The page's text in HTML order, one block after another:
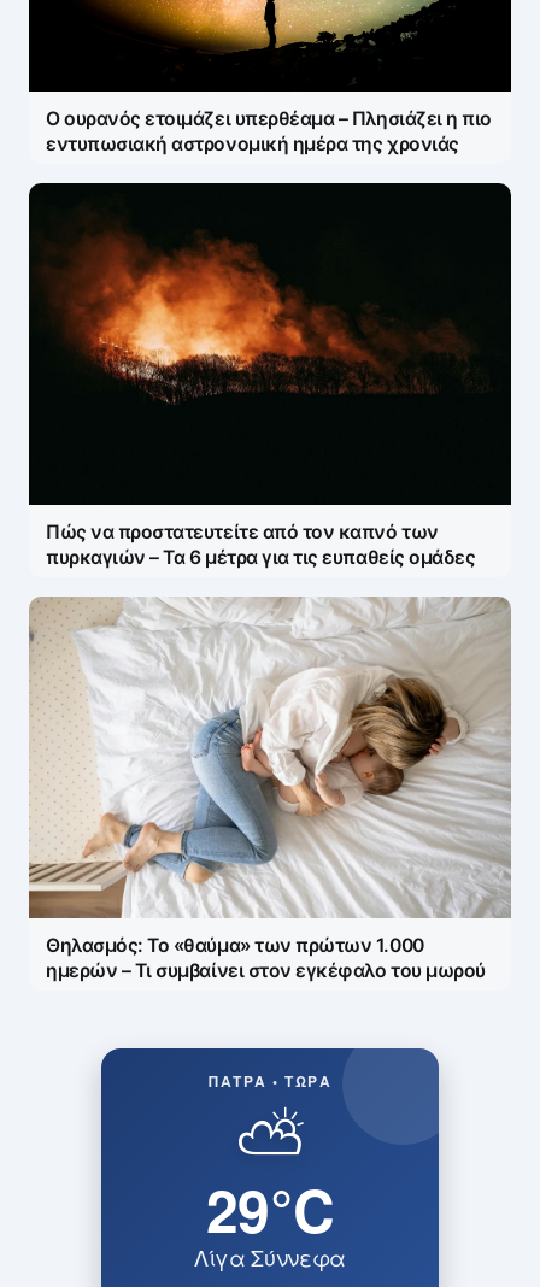
Ο ουρανός ετοιμάζει υπερθέαμα – Πλησιάζει η πιο
εντυπωσιακή αστρονομική ημέρα της χρονιάς
Πώς να προστατευτείτε από τον καπνό των
πυρκαγιών – Τα 6 μέτρα για τις ευπαθείς ομάδες
Θηλασμός: Το «θαύμα» των πρώτων 1.000
ημερών – Τι συμβαίνει στον εγκέφαλο του μωρού
ΠΆΤΡΑ • ΤΏΡΑ
⛅
29°C
Λίγα Σύννεφα